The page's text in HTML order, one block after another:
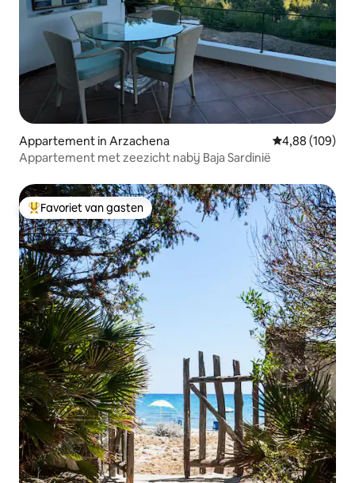
Appartement in Arzachena Gemiddelde
4,88 (109)
Appartement met zeezicht nabij Baja Sardinië
Topfavoriet van gasten
Favoriet van gasten